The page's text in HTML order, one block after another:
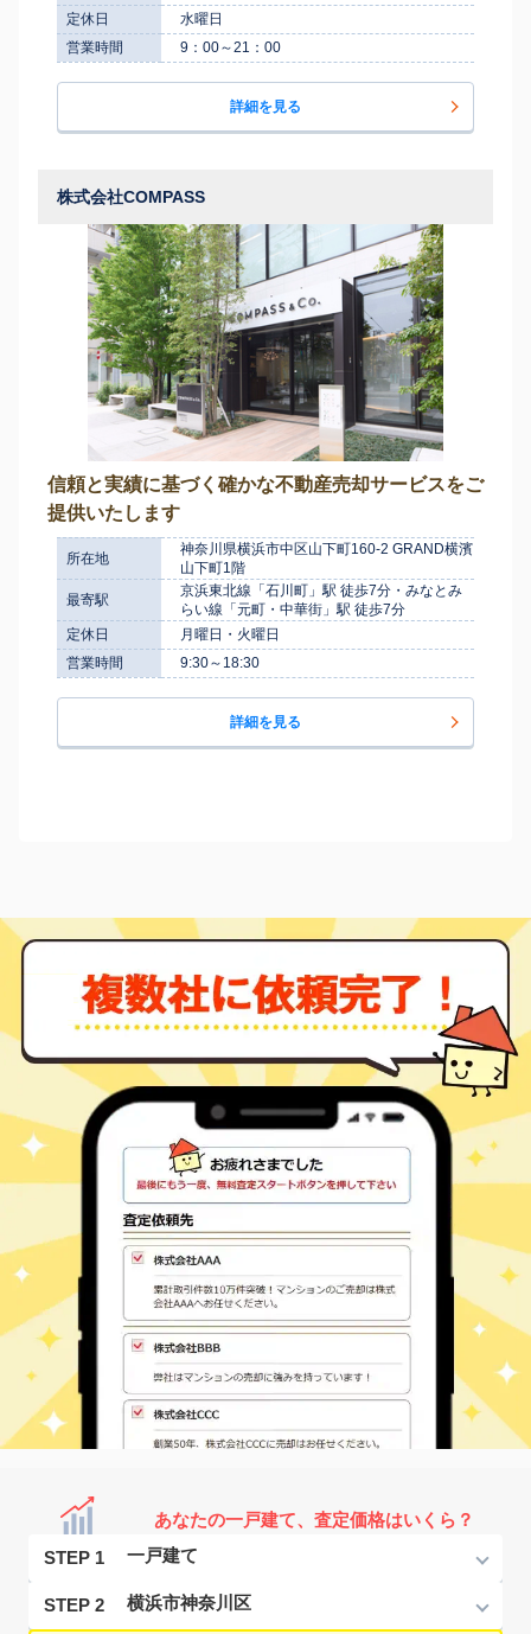
定休日
水曜日
営業時間
9：00～21：00
詳細を見る
株式会社COMPASS
信頼と実績に基づく確かな不動産売却サービスをご
提供いたします
所在地
神奈川県横浜市中区山下町160-2 GRAND横濱
山下町1階
最寄駅
京浜東北線「石川町」駅 徒歩7分・みなとみ
らい線「元町・中華街」駅 徒歩7分
定休日
月曜日・火曜日
営業時間
9:30～18:30
詳細を見る
あなたの一戸建て、査定価格はいくら？
STEP 1
STEP 2